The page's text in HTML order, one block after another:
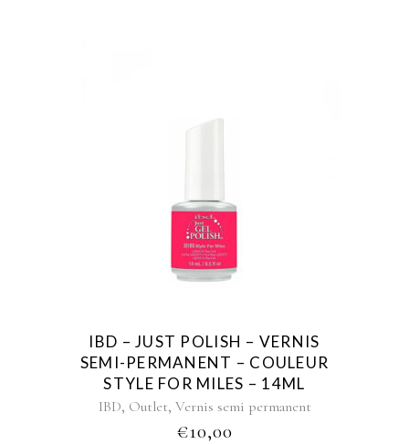
IBD – JUST POLISH – VERNIS
SEMI-PERMANENT – COULEUR
STYLE FOR MILES – 14ML
IBD, Outlet, Vernis semi permanent
€10,00